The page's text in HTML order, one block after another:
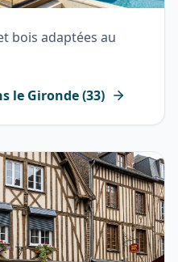
bois adaptées au
le Gironde(33)